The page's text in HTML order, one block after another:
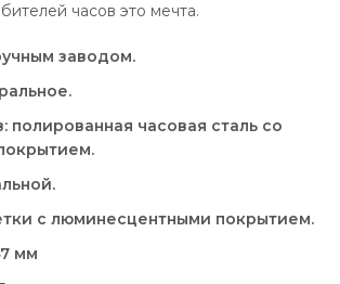
часов это мечта.
заводом.
полированная часовая сталь со
с люминесцентными покрытием.
мм